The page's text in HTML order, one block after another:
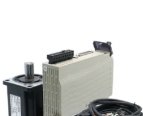
Kompletní AC servo sada 750 W s
brzdou obsahuje servo driver T3D, 400W
AC servo motor s integrovanou
elektromagnetickou...
Dostupnost:
Na dotaz
Kód:
2462/3M
Značka:
CNCdrive Kft.